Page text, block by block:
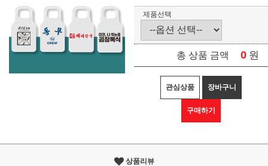
제품선택
총 상품 금액 0 원
관심상품 장바구니
구매하기
상품리뷰